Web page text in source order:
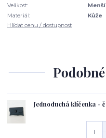
Velikost:
Menší
Materiál:
Kůže
Hlídat cenu / dostupnost
Jednoduchá klíčenka -